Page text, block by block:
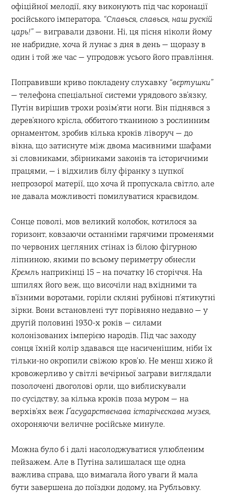
офіційної мелодії, яку виконують під час коронації
російського імператора. “Славься, славься, наш рускій
царь!”— вигравали дзвони. Ні, ця пісня ніколи йому
не набридне, хоча й лунає з дня в день — щоразу в
один і той же час — упродовж усього його правління.
Поправивши криво покладену слухавку “вєртушки”
— телефона спеціальної системи урядового зв’язку,
Путін вирішив трохи розім’яти ноги. Він піднявся з
дерев’яного крісла, оббитого тканиною з рослинним
орнаментом, зробив кілька кроків ліворуч — до
вікна, що затиснуте між двома масивними шафами
зі словниками, збірниками законів та історичними
працями, — і відхилив білу фіранку з цупкої
непрозорої матерії, що хоча й пропускала світло, але
не давала можливості помилуватися краєвидом.
Сонце поволі, мов великий колобок, котилося за
горизонт, ковзаючи останніми гарячими променями
по червоних цегляних стінах із білою фігурною
ліпниною, якими по всьому периметру обнесли
Крємльнаприкінці 15 – на початку 16 сторіччя. На
шпилях його веж, що височіли над вхідними та
в’їзними воротами, горіли скляні рубінові п’ятикутні
зірки. Вони встановлені тут порівняно недавно — у
другій половині 1930-х років — силами
колонізованих імперією народів. Під час заходу
сонця їхній колір здавався ще насиченішим, ніби їх
тільки-но окропили свіжою кров’ю. Не менш хижо й
кровожерливо у світлі вечірньої заграви виглядали
позолочені двоголові орли, що виблискували
по сусідству, за кілька кроків поза муром — на
верхів’ях вежҐасударствєнава істарічєскава музєя,
охороняючи величне російське минуле.
Можна було б і далі насолоджуватися улюбленим
пейзажем. Але в Путіна залишалася ще одна
важлива справа, що вимагала його уваги й мала
бути завершена до поїздки додому, на Рубльовку.